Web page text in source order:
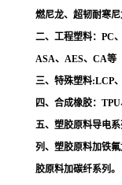
燃尼龙、超韧耐寒尼
二、工程塑料：PC
ASA、AES、CA等
三、特殊塑料:LCP
四、合成橡胶：
五、塑胶原料导电
列、塑胶原料加铁
胶原料加碳纤系列。